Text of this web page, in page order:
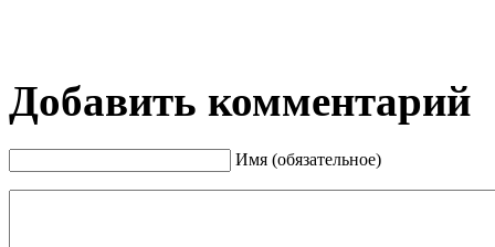
Добавить комментарий
Имя (обязательное)